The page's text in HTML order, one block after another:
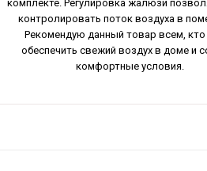
комплекте. Регулировка жалюзи
контролировать поток воздуха в
Рекомендую данный товар всем, кто
обеспечить свежий воздух в доме и
комфортные условия.